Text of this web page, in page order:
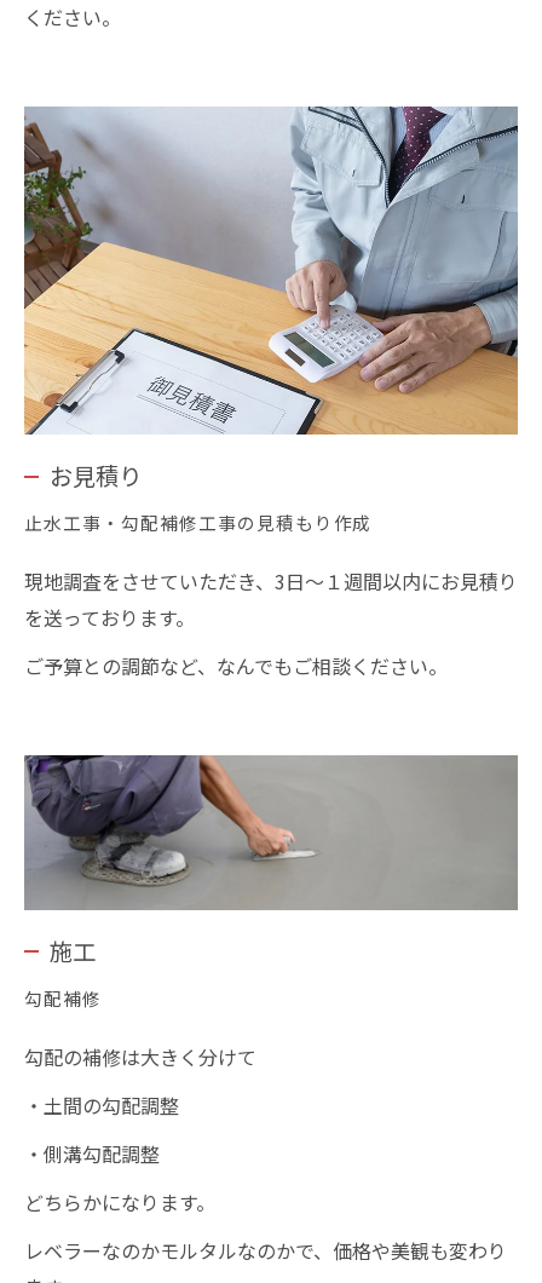
ください。
お見積り
止水工事・勾配補修工事の見積もり作成
現地調査をさせていただき、3日〜１週間以内にお見積り
を送っております。
ご予算との調節など、なんでもご相談ください。
施工
勾配補修
勾配の補修は大きく分けて
・土間の勾配調整
・側溝勾配調整
どちらかになります。
レベラーなのかモルタルなのかで、価格や美観も変わり